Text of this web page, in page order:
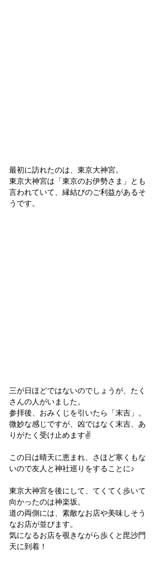
最初に訪れたのは、東京大神宮。
東京大神宮は「東京のお伊勢さま」とも
言われていて、縁結びのご利益があるそ
うです。
三が日ほどではないのでしょうが、たく
さんの人がいました。
参拝後、おみくじを引いたら「末吉」。
微妙な感じですが、凶ではなく末吉、あ
りがたく受け止めます✌
この日は晴天に恵まれ、さほど寒くもな
いので友人と神社巡りをすることに♪
東京大神宮を後にして、てくてく歩いて
向かったのは神楽坂。
道の両側には、素敵なお店や美味しそう
なお店が並びます。
気になるお店を覗きながら歩くと毘沙門
天に到着！